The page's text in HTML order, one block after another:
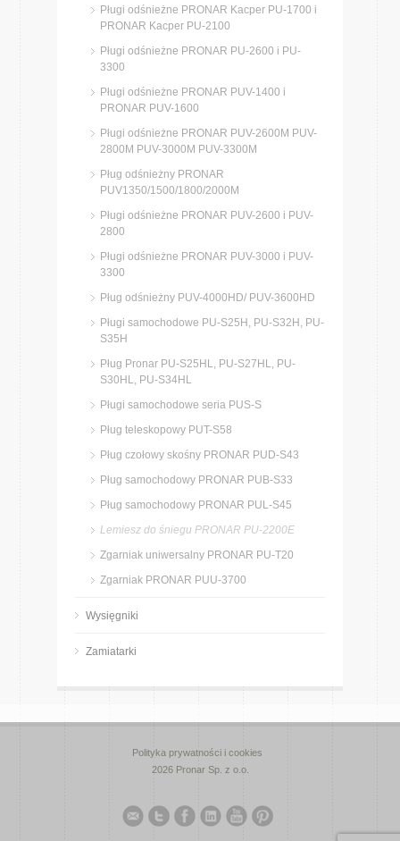
Pługi odśnieżne PRONAR Kacper PU-1700 i
PRONAR Kacper PU-2100
Pługi odśnieżne PRONAR PU-2600 i PU-
3300
Pługi odśnieżne PRONAR PUV-1400 i
PRONAR PUV-1600
Pługi odśnieżne PRONAR PUV-2600M PUV-
2800M PUV-3000M PUV-3300M
Pług odśnieżny PRONAR
PUV1350/1500/1800/2000M
Pługi odśnieżne PRONAR PUV-2600 i PUV-
2800
Pługi odśnieżne PRONAR PUV-3000 i PUV-
3300
Pług odśnieżny PUV-4000HD/ PUV-3600HD
Pługi samochodowe PU-S25H, PU-S32H, PU-
S35H
Pług Pronar PU-S25HL, PU-S27HL, PU-
S30HL, PU-S34HL
Pługi samochodowe seria PUS-S
Pług teleskopowy PUT-S58
Pług czołowy skośny PRONAR PUD-S43
Pług samochodowy PRONAR PUB-S33
Pług samochodowy PRONAR PUL-S45
Lemiesz do śniegu PRONAR PU-2200E
Zgarniak uniwersalny PRONAR PU-T20
Zgarniak PRONAR PUU-3700
Wysięgniki
Zamiatarki
Polityka prywatności i cookies
2026 Pronar Sp. z o.o.